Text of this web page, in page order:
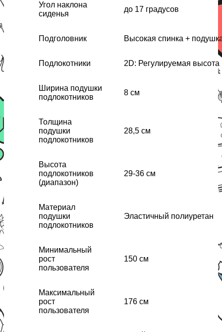
Угол наклона
сиденья
до 17 градусов
Подголовник Высокая спинка +
Подлокотники 2D: Регулируемая
Ширина подушки
подлокотников
8 см
Толщина
подушки
подлокотников
28,5 см
Высота
подлокотников
(диапазон)
29-36 см
Материал
подушки
подлокотников
Эластичный полиуретан
Минимальный
рост
пользователя
150 см
Максимальный
рост
пользователя
176 см